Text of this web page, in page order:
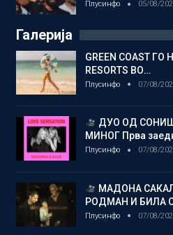
Плусинфо 05/08/
Галерија
GREEN COAST ГО
RESORTS ВО…
Плусинфо 07/08/
ДУО ОД
МИНОГ Прва
Плусинфо 07/08/
МАДОНА
РОДМАН И БИЛА
Плусинфо 07/08/